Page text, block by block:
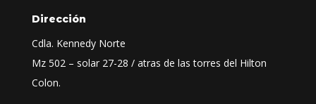
Dirección
Cdla. Kennedy Norte
Mz 502 – solar 27-28 / atras de las torres del Hilton
Colon.